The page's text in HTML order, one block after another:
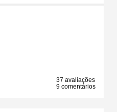
37 avaliações
9 comentários